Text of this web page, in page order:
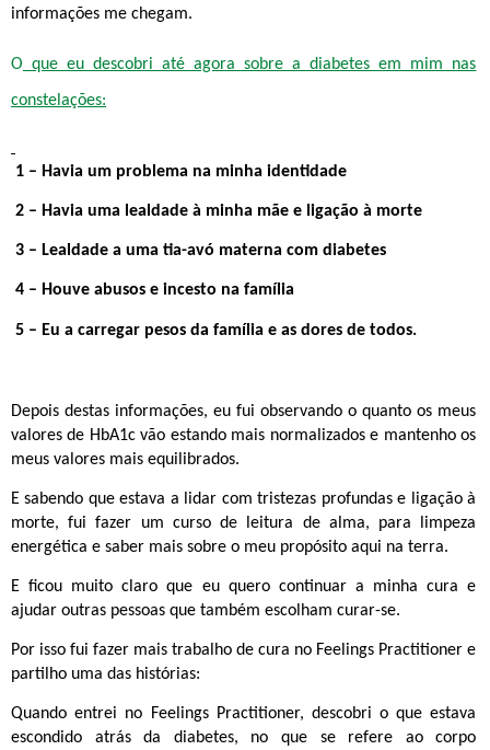
informações me chegam.
O que eu descobri até agora sobre a diabetes em mim nas
constelações:
Havia um problema na minha identidade
Havia uma lealdade à minha mãe e ligação à morte
Lealdade a uma tia-avó materna com diabetes
Houve abusos e incesto na família
Eu a carregar pesos da família e as dores de todos.
Depois destas informações, eu fui observando o quanto os meus
valores de HbA1c vão estando mais normalizados e mantenho os
meus valores mais equilibrados.
E sabendo que estava a lidar com tristezas profundas e ligação à
morte, fui fazer um curso de leitura de alma, para limpeza
energética e saber mais sobre o meu propósito aqui na terra.
E ficou muito claro que eu quero continuar a minha cura e
ajudar outras pessoas que também escolham curar-se.
Por isso fui fazer mais trabalho de cura no Feelings Practitioner e
partilho uma das histórias:
Quando entrei no Feelings Practitioner, descobri o que estava
escondido atrás da diabetes, no que se refere ao corpo